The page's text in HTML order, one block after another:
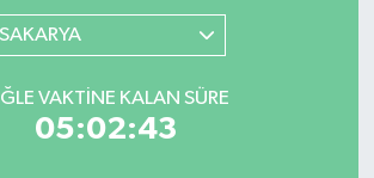
SAKARYA
VAKTINE KALAN SÜRE
05:02:43
Haberleri